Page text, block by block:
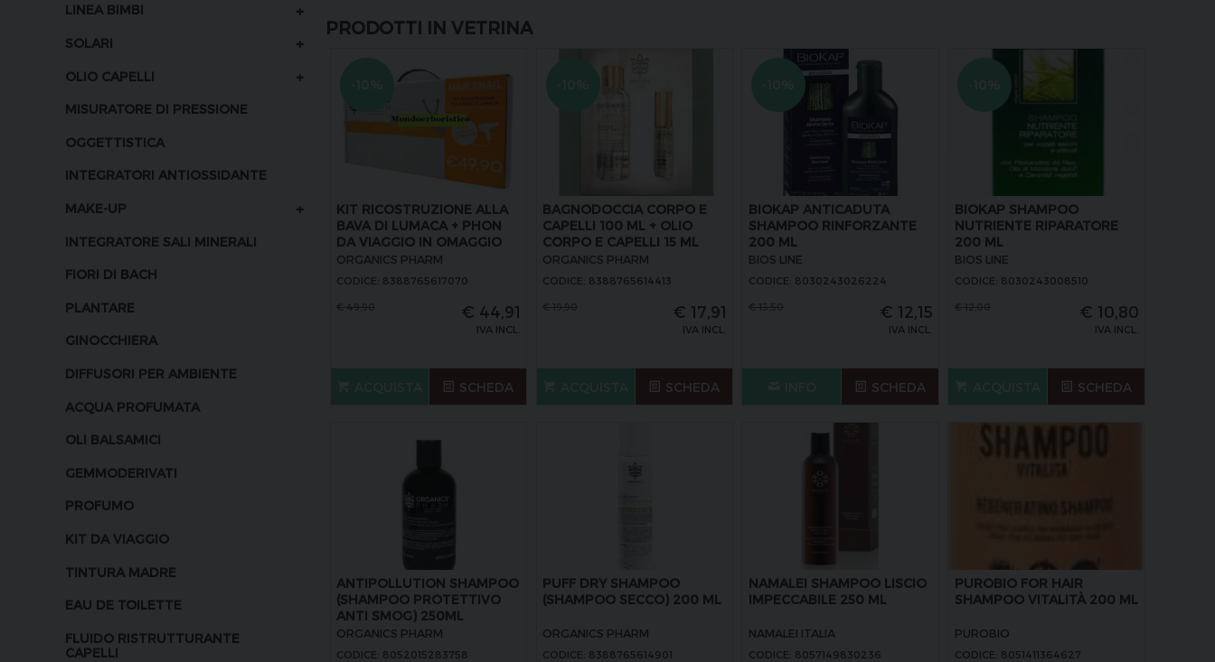
LINEA BIMBI +
SOLARI +
OLIO CAPELLI +
MISURATORE DI PRESSIONE
OGGETTISTICA
INTEGRATORI ANTIOSSIDANTE
MAKE-UP +
INTEGRATORE SALI MINERALI
FIORI DI BACH
PLANTARE
GINOCCHIERA
DIFFUSORI PER AMBIENTE
ACQUA PROFUMATA
OLI BALSAMICI
GEMMODERIVATI
PROFUMO
KIT DA VIAGGIO
TINTURA MADRE
EAU DE TOILETTE
FLUIDO RISTRUTTURANTE
CAPELLI
PRODOTTI IN VETRINA
KIT RICOSTRUZIONE ALLA
BAVA DI LUMACA + PHON
DA VIAGGIO IN OMAGGIO
ORGANICS PHARM
CODICE: 8388765617070
€ 44,91
IVA INCL.
SCHEDA
BAGNODOCCIA CORPO E
CAPELLI 100 ML + OLIO
CORPO E CAPELLI 15 ML
ORGANICS PHARM
CODICE: 8388765614413
€ 17,91
IVA INCL.
SCHEDA
BIOKAP ANTICADUTA
SHAMPOO RINFORZANTE
200 ML
BIOS LINE
CODICE: 8030243026224
€ 12,15
IVA INCL.
SCHEDA
BIOKAP SHAMPOO
NUTRIENTE RIPARATORE
200 ML
BIOS LINE
CODICE: 8030243008510
€ 10,80
IVA INCL.
SCHEDA
ANTIPOLLUTION SHAMPOO
(SHAMPOO PROTETTIVO
ANTI SMOG) 250ML
ORGANICS PHARM
CODICE: 8052015283758
PUFF DRY SHAMPOO
(SHAMPOO SECCO) 200 ML
ORGANICS PHARM
CODICE: 8388765614901
NAMALEI SHAMPOO LISCIO
IMPECCABILE 250 ML
NAMALEI ITALIA
CODICE: 8057149830236
PUROBIO FOR HAIR
SHAMPOO VITALITÀ 200 ML
PUROBIO
CODICE: 8051411364627